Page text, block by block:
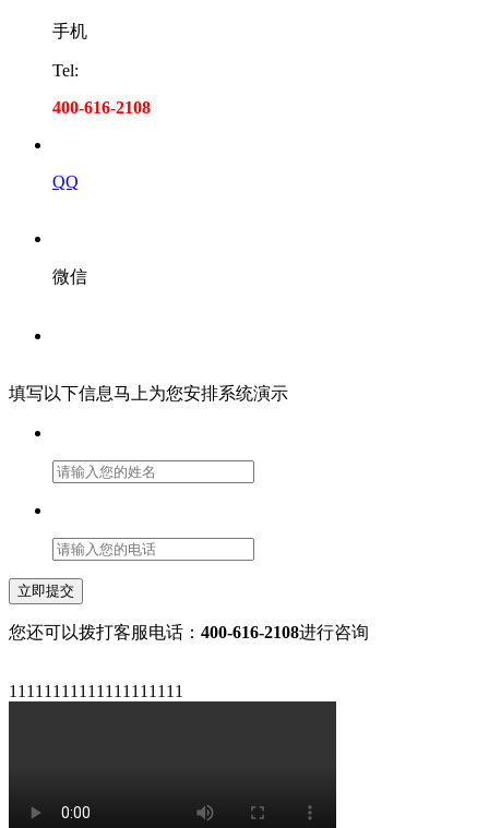
手机
Tel:
400-616-2108
QQ
微信
填写以下信息马上为您安排系统演示
立即提交
您还可以拨打客服电话： 400-616-2108进行咨询
11111111111111111111